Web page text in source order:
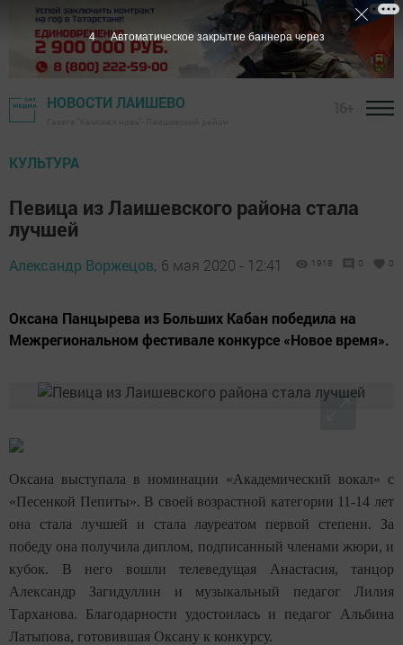
НОВОСТИ ЛАИШЕВО
КУЛЬТУРА
Певица из Лаишевского района стала
лучшей
Александр Воржецов, 6 мая 2020 - 12:41 1918 0 0
Оксана Панцырева из Больших Кабан победила на
Межрегиональном фестивале конкурсе «Новое время».
Оксана выступала в номинации «Академический вокал» с
«Песенкой Пепиты». В своей возрастной категории 11-14 лет
она стала лучшей и стала лауреатом первой степени. За
победу она получила диплом, подписанный членами жюри, и
кубок. В него вошли телеведущая Анастасия, танцор
Александр Загидуллин и музыкальный педагог Лилия
Тарханова. Благодарности удостоилась и педагог Альбина
Латыпова, готовившая Оксану к конкурсу.
3 Автоматическое закрытие баннера через